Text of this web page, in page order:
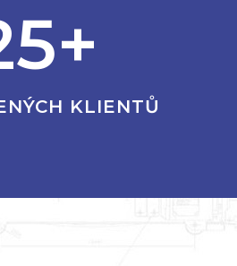
KLIENTŮ